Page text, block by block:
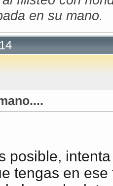
en su mano.
posible,
tengas en